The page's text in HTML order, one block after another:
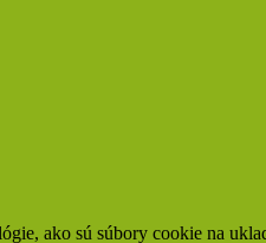
ako sú súbory cookie na